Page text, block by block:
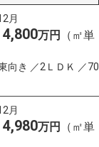
月
4,800万円
（㎡単
向き ／2ＬＤＫ ／70
月
4,980万円
（㎡単